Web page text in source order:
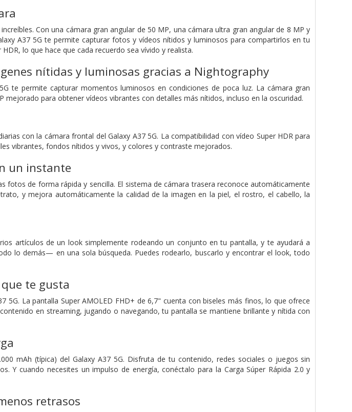
Con una cámara gran angular de 50 MP, una cámara ultra gran angular de 8 MP y
A37 5G te permite capturar fotos y vídeos nítidos y luminosos para compartirlos en tu
lo que hace que cada recuerdo sea vívido y realista.
nítidas y luminosas gracias a Nightography
te permite capturar momentos luminosos en condiciones de poca luz. La cámara gran
mejorado para obtener vídeos vibrantes con detalles más nítidos, incluso en la oscuridad.
con la cámara frontal del Galaxy A37 5G. La compatibilidad con vídeo Super HDR para
vibrantes, fondos nítidos y vivos, y colores y contraste mejorados.
un instante
fotos de forma rápida y sencilla. El sistema de cámara trasera reconoce automáticamente
y mejora automáticamente la calidad de la imagen en la piel, el rostro, el cabello, la
artículos de un look simplemente rodeando un conjunto en tu pantalla, y te ayudará a
lo demás— en una sola búsqueda. Puedes rodearlo, buscarlo y encontrar el look, todo
te gusta
5G. La pantalla Super AMOLED FHD+ de 6,7" cuenta con biseles más finos, lo que ofrece
en streaming, jugando o navegando, tu pantalla se mantiene brillante y nítida con
mAh (típica) del Galaxy A37 5G. Disfruta de tu contenido, redes sociales o juegos sin
Y cuando necesites un impulso de energía, conéctalo para la Carga Súper Rápida 2.0 y
retrasos